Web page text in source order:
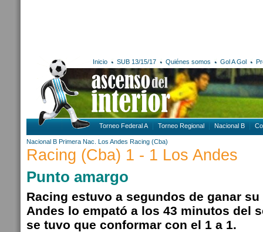
Inicio SUB 13/15/17 Quiénes somos Gol A Gol
Torneo Federal A Torneo Regional Nacional B
Nacional B Primera Nac. Los Andes Racing (Cba)
Racing (Cba) 1 - 1 Los Andes
Punto amargo
Racing estuvo a segundos de ganar
Andes lo empató a los 43 minutos del
se tuvo que conformar con el 1 a 1.